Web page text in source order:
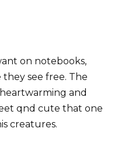
on notebooks,
see free. The
and
qnd cute that one
creatures.